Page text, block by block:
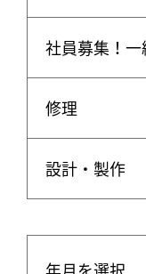
社員募集！
修理
設計・製作